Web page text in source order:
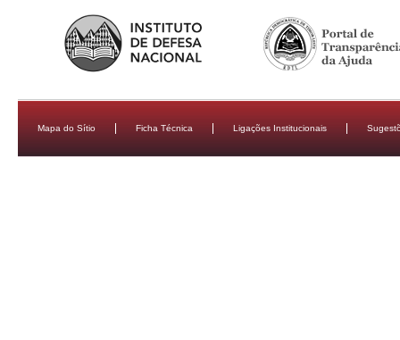
Mapa do Sítio Ficha Técnica Ligações Institucionais